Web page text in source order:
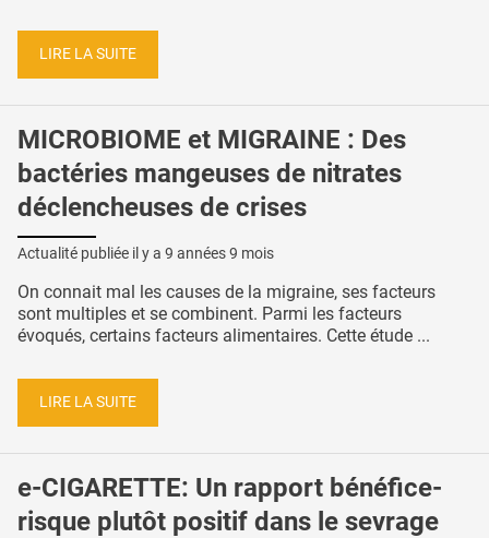
LIRE LA SUITE
MICROBIOME et MIGRAINE : Des
bactéries mangeuses de nitrates
déclencheuses de crises
Actualité publiée il y a 9 années 9 mois
On connait mal les causes de la migraine, ses facteurs
sont multiples et se combinent. Parmi les facteurs
évoqués, certains facteurs alimentaires. Cette étude ...
LIRE LA SUITE
e-CIGARETTE: Un rapport bénéfice-
risque plutôt positif dans le sevrage